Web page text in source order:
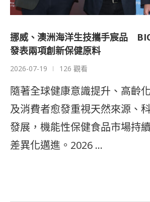
挪威、澳洲海洋生技攜手宸品
發表兩項創新保健原料
2026-07-19 126 觀看
隨著全球健康意識提升、高齡
及消費者愈發重視天然來源、
發展，機能性保健食品市場持
差異化邁進。2026 …